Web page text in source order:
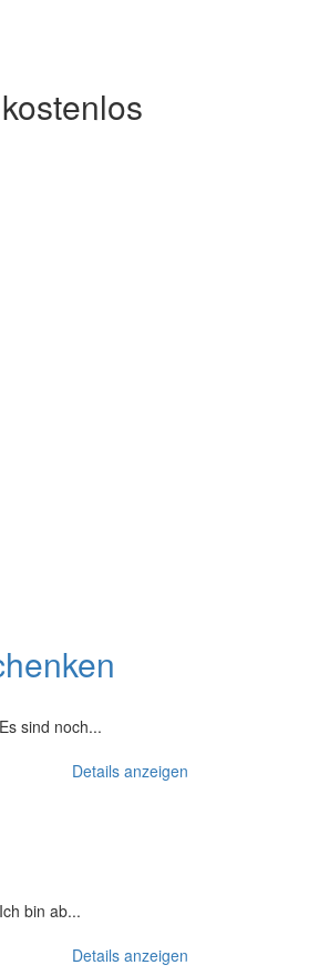
sind noch...
Details anzeigen
bin ab...
Details anzeigen